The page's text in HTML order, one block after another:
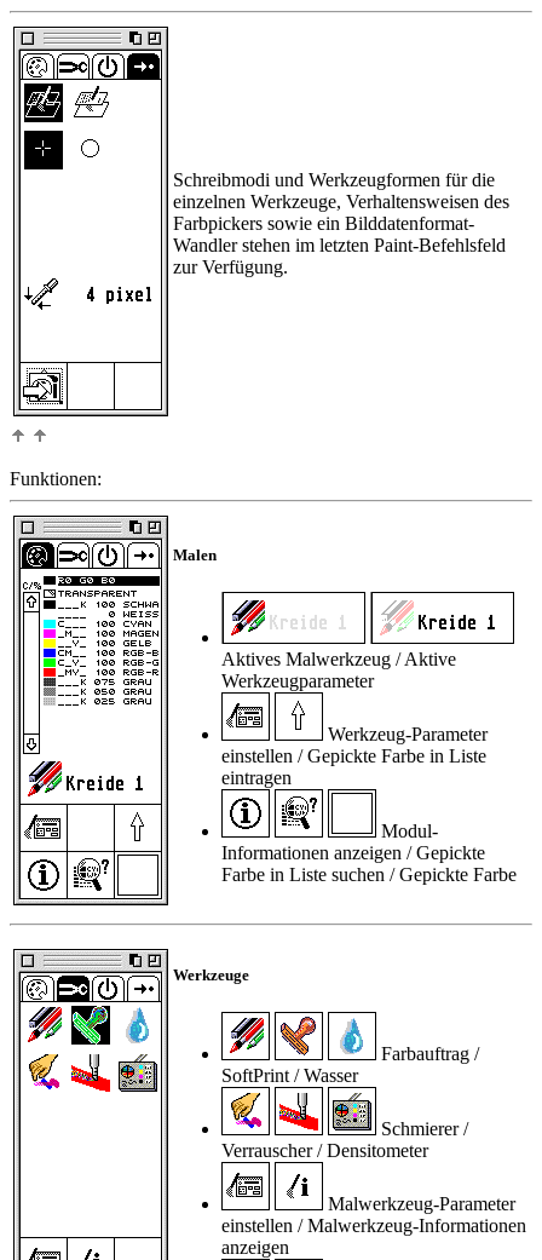
Schreibmodi und Werkzeugformen für die
einzelnen Werkzeuge, Verhaltensweisen des
Farbpickers sowie ein Bilddatenformat-
Wandler stehen im letzten Paint-Befehlsfeld
zur Verfügung.
Funktionen:
Malen
Aktives Malwerkzeug / Aktive
Werkzeugparameter
Werkzeug-Parameter
einstellen / Gepickte Farbe in Liste
eintragen
Modul-
Informationen anzeigen / Gepickte
Farbe in Liste suchen / Gepickte Farbe
Werkzeuge
Farbauftrag /
SoftPrint / Wasser
Schmierer /
Verrauscher / Densitometer
Malwerkzeug-Parameter
einstellen / Malwerkzeug-Informationen
anzeigen